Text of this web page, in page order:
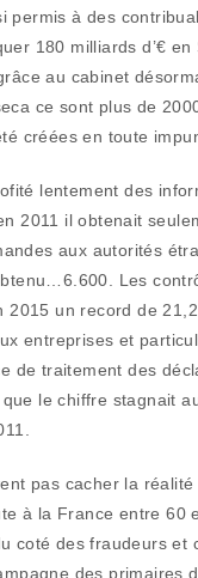
permis à des
180 milliards d’€ en
au cabinet
ce sont plus de
créées en toute
lentement des
2011 il obtenait
aux autorités
Les
2015 un record de
entreprises et
de traitement des
le chiffre stagnait
pas cacher la réalité
à la France entre 60
coté des fraudeurs et
des primaires